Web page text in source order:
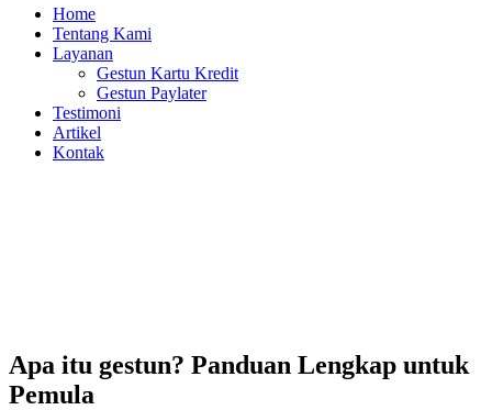
Home
Tentang Kami
Layanan
Gestun Kartu Kredit
Gestun Paylater
Testimoni
Artikel
Kontak
Apa itu gestun? Panduan Lengkap untuk
Pemula